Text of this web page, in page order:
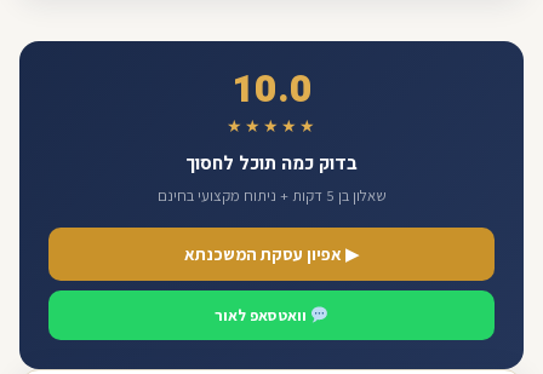
10.0
★★★★★
בדוק כמה תוכל לחסוך
שאלון בן 5 דקות + ניתוח מקצועי בחינם
▶ אפיון עסקת המשכנתא
וואטסאפ לאור